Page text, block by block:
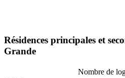
Résidences principales et
Grande
Nombre de